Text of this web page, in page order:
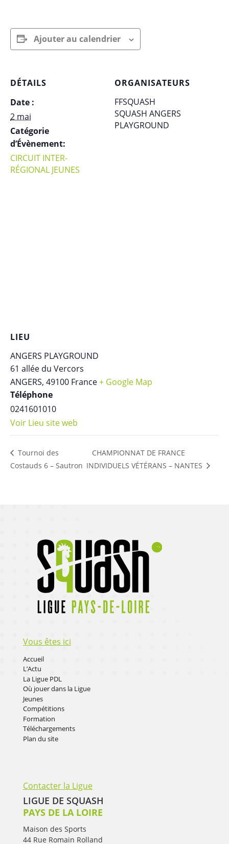
Ajouter au calendrier
DÉTAILS
Date :
2 mai
Catégorie
d’Évènement:
CIRCUIT INTER-
RÉGIONAL JEUNES
ORGANISATEURS
FFSQUASH
SQUASH ANGERS
PLAYGROUND
LIEU
ANGERS PLAYGROUND
61 allée du Vercors
ANGERS, 49100 France+ Google Map
Téléphone
0241601010
Voir Lieu site web
Tournoi des
Costauds 6 – Sautron
CHAMPIONNAT DE FRANCE
INDIVIDUELS VÉTÉRANS – NANTES
Vous êtes ici
Accueil
L’Actu
La Ligue PDL
Où jouer dans la Ligue
Jeunes
Compétitions
Formation
Téléchargements
Plan du site
Contacter la Ligue
LIGUE DE SQUASH
PAYS DE LA LOIRE
Maison des Sports
44 Rue Romain Rolland